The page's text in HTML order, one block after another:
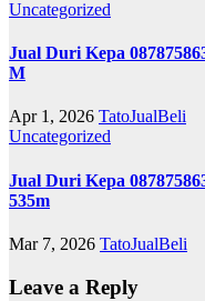
Uncategorized
Jual Duri Kepa
M
Apr 1, 2026 TatoJualBeli
Uncategorized
Jual Duri Kepa
535m
Mar 7, 2026 TatoJualBeli
Leave a Reply